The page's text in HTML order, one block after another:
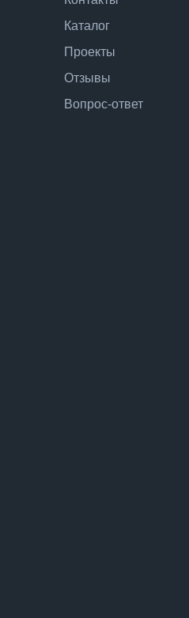
Каталог
Проекты
Отзывы
Вопрос-ответ